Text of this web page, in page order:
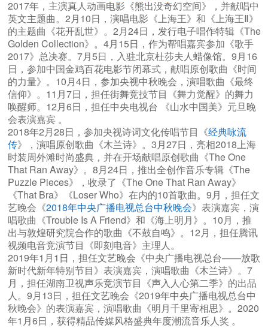
2017年，主演真人动画电影《熊出没奇幻空间》，并献唱中
英文主题曲。2月10日，演唱电影《上海王》和《上海王Ⅱ》
的主题曲《花开乱世》。2月24日，发行电子唱作特辑《The
Golden Collection》。4月15日，作为帮唱嘉宾参加《歌手
2017》总决赛。7月5日，入驻北京杜莎夫人蜡像馆。9月16
日，参加中国金鸡百花电影节闭幕式，献唱原创歌曲《时间
的力量》。10月4日，参加央视中秋晚会，演唱歌曲《最终
信仰》。11月7日，担任街舞竞技节目《舞力觉醒》的舞力
唤醒师。12月6日，担任中央电视台 《山水中国美》元旦晚
会表演嘉宾 。
2018年2月28日，参加央视诗词文化传唱节目《经典咏流
传》，演唱原创歌曲《木兰诗》。3月27日，亮相2018上海
时装周外滩时尚盛典，并在开场献唱原创歌曲《The One
That Ran Away》。8月24日，推出全创作音乐专辑《The
Puzzle Pieces》，收录了《The One That Ran Away》
《That Bra》《Loser Who》在内的10首歌曲。9月，担任文
艺晚会《2018年中央广播电视总台中秋晚会》表演嘉宾，演
唱歌曲《Trouble Is A Friend》和《海上明月》。10月，推
出与敦煌研究院合作的歌曲《不鼓自鸣》。12月，担任腾讯
视频电音竞演节目《即刻电音》主理人。
2019年1月1日，担任文艺晚会《中央广播电视总台——放歌
新时代新年特别节目》表演嘉宾，演唱歌曲《木兰诗》。7
月，担任湖南卫视声乐竞演节目《声入人心第二季》的出品
人。9月13日，担任文艺晚会《2019年中央广播电视总台中
秋晚会》的表演嘉宾，演唱歌曲《明月千里寄相思》。2020
年1月6日，获得精品传媒风格盛典年度潮流音乐人奖 。